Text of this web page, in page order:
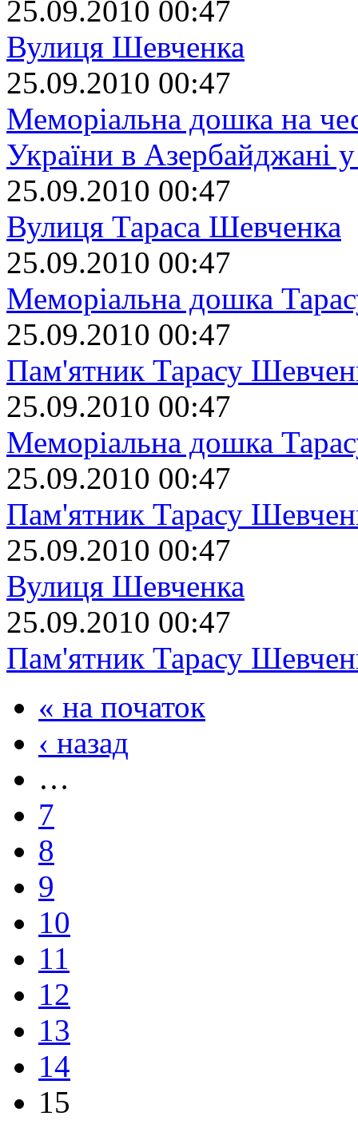
25.09.2010 00:47
Вулиця Шевченка
25.09.2010 00:47
Меморіальна дошка на
України в Азербайджані
25.09.2010 00:47
Вулиця Тараса Шевченка
25.09.2010 00:47
Меморіальна дошка
25.09.2010 00:47
Пам'ятник Тарасу
25.09.2010 00:47
Меморіальна дошка
25.09.2010 00:47
Пам'ятник Тарасу
25.09.2010 00:47
Вулиця Шевченка
25.09.2010 00:47
Пам'ятник Тарасу
« на початок
‹ назад
…
7
8
9
10
11
12
13
14
15